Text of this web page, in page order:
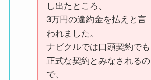
し出たところ、
3万円の違約金を払えと言
われました。
ナビクルでは口頭契約でも
正式な契約とみなされるの
で、